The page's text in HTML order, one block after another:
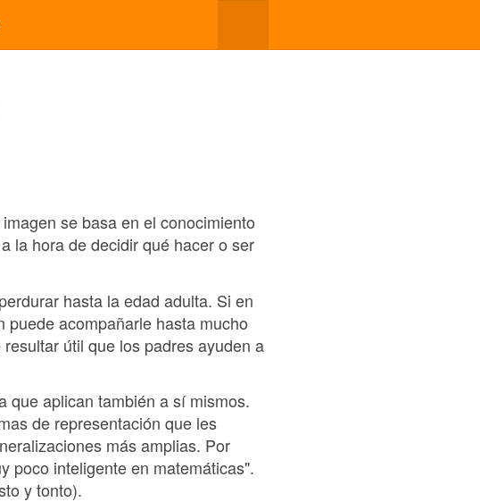
se basa en el conocimiento
la hora de decidir qué hacer o ser
hasta la edad adulta. Si en
acompañarle hasta mucho
útil que los padres ayuden a
que aplican también a sí mismos.
de representación que les
más amplias. Por
poco inteligente en matemáticas".
y tonto).